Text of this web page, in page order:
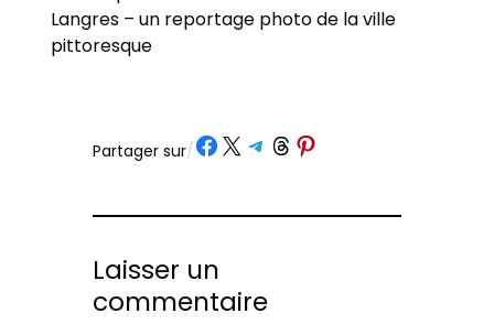
Langres – un reportage photo de la ville
pittoresque
Partager sur/ Partager sur Facebook
Partager sur X Partager sur Telegram
Partager sur Threads
Partager sur Pinterest
Laisser un
commentaire